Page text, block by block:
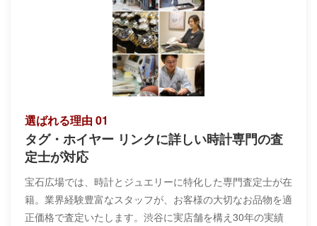
選ばれる理由 01
タグ・ホイヤー リンクに詳しい時計専門の査
定士が対応
宝石広場では、時計とジュエリーに特化した専門査定士が在
籍。業界経験豊富なスタッフが、お客様の大切なお品物を適
正価格で査定いたします。渋谷に実店舗を構え30年の実績